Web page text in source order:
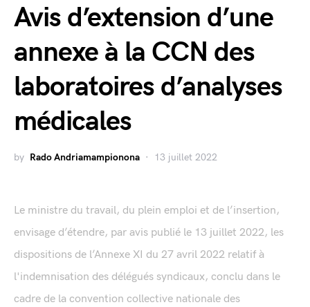
Avis d’extension d’une
annexe à la CCN des
laboratoires d’analyses
médicales
by Rado Andriamampionona 13 juillet 2022
Le ministre du travail, du plein emploi et de l’insertion,
envisage d’étendre, par avis publié le 13 juillet 2022, les
dispositions de l’Annexe XI du 27 avril 2022 relatif à
l'indemnisation des délégués syndicaux, conclu dans le
cadre de la convention collective nationale des